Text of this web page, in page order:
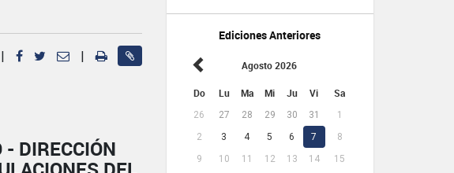
Ediciones Anteriores
Agosto 2026
Do Lu Ma Mi Ju Vi Sa
26 27 28 29 30 31
1
2
3 4 5 6 7
8
9
10 11 12 13 14
15
| |
DIRECCIÓN